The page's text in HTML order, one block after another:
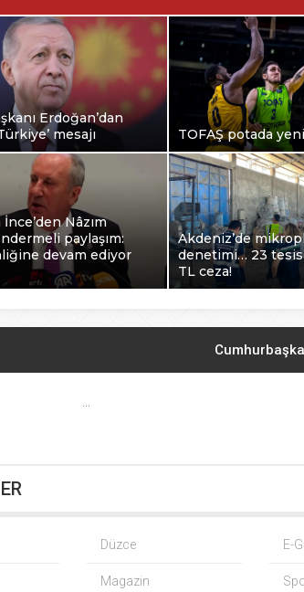
Erdoğan’dan
mesajı
TOFAŞ potada
Nâzım
paylaşım:
devam ediyor
Akdeniz’de
denetimi… 23
TL ceza!
Muharrem İnce’den Nâzım
Akdeniz’de
Yaya
...
Düzce E-
Magazin